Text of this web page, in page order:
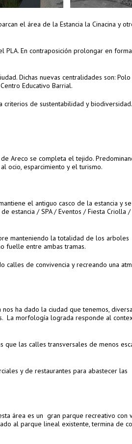
el área de la Estancia la Cinacina y
PLA. En contraposición prolongar en
Dichas nuevas centralidades son: Polo
Educativo Barrial.
de sustentabilidad y biodiversidad.
Areco se completa el tejido.
ocio, esparcimiento y el turismo.
el antiguo casco de la estancia y
estancia / SPA / Eventos / Fiesta Criolla /
manteniendo la totalidad de los arboles
fuelle entre ambas tramas.
calles de convivencia y recreando una
ha dado la ciudad que tenemos,
La morfología lograda responde al
las calles transversales de menos
y de restaurantes para abastecer las
área es un gran parque recreativo con
al parque lineal existente, termina de